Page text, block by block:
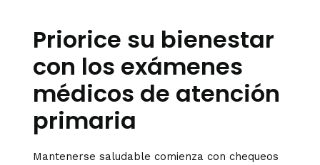
Priorice su bienestar
con los exámenes
médicos de atención
primaria
Mantenerse saludable comienza con chequeos